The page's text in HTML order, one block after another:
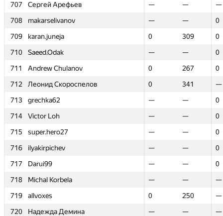
707
Сергей Арефьев — —
—
708
makarselivanov — —
0
709
karan.juneja 0 309
0
710
Saeed.Odak — —
0
711
Andrew Chulanov 0 267
0
712
Леонид Скороспелов 0 341
—
713
grechka62 — —
0
714
Victor Loh — —
0
715
super.hero27 — —
0
716
ilyakirpichev — —
0
717
Darui99 — —
0
718
Michal Korbela — —
—
719
allvoxes 0 250
—
720
Надежда Демина — —
—
707
Сергей Арефьев — —
—
708
makarselivanov — —
0
709
karan.juneja 0 309
0
710
Saeed.Odak — —
0
711
Andrew Chulanov 0 267
0
712
Леонид Скороспелов 0 341
—
713
grechka62 — —
0
714
Victor Loh — —
0
715
super.hero27 — —
0
716
ilyakirpichev — —
0
717
Darui99 — —
0
718
Michal Korbela — —
—
719
allvoxes 0 250
—
720
Надежда Демина — —
—